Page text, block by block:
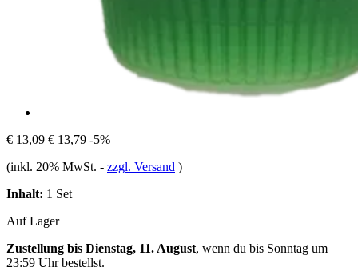
€ 13,09 € 13,79 -5%
(inkl. 20% MwSt. - zzgl. Versand )
Inhalt: 1 Set
Auf Lager
Zustellung bis Dienstag, 11. August, wenn du bis Sonntag um
23:59 Uhrbestellst.